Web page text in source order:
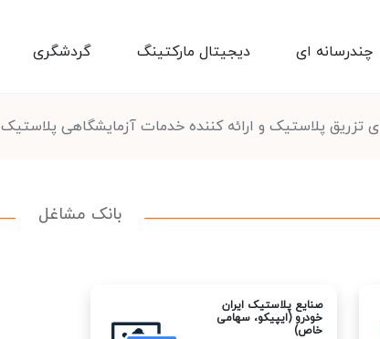
گردشگری دیجیتال مارکتینگ چندرسانه ای
تزریق پلاستیک و ارائه کننده خدمات آزمایشگاهی پلاستیک
بانک مشاغل
صنایع پلاستیک ایران
خودرو (ایپیکو، سهامی
خاص)